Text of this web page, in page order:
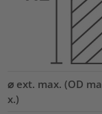
⌀ ext. max. (OD ma
x.)